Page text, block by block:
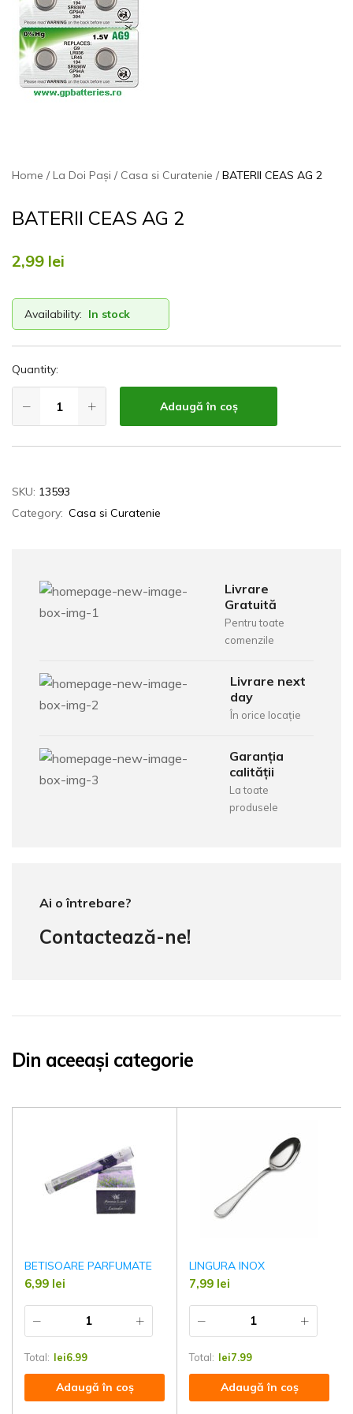
Home La Doi Pași Casa si Curatenie BATERII CEAS AG 2
BATERII CEAS AG 2
2,99 lei
Availability: In stock
Quantity:
Adaugă în coș
SKU: 13593
Category: Casa si Curatenie
Livrare
Gratuită
Pentru toate
comenzile
Livrare next
day
În orice locație
Garanția
calității
La toate
produsele
Ai o întrebare?
Contactează-ne!
Din aceeași categorie
BETISOARE PARFUMATE
6,99 lei
Total: lei6.99
Adaugă în coș
LINGURA INOX
7,99 lei
Total: lei7.99
Adaugă în coș